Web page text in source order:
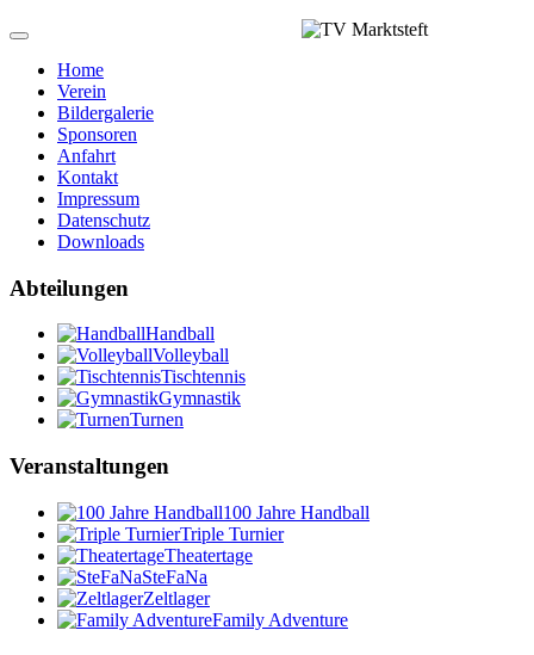
Home
Verein
Bildergalerie
Sponsoren
Anfahrt
Kontakt
Impressum
Datenschutz
Downloads
Abteilungen
Handball
Volleyball
Tischtennis
Gymnastik
Turnen
Veranstaltungen
100 Jahre Handball
Triple Turnier
Theatertage
SteFaNa
Zeltlager
Family Adventure